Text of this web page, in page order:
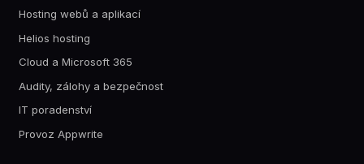
Hosting webů a aplikací
Helios hosting
Cloud a Microsoft 365
Audity, zálohy a bezpečnost
IT poradenství
Provoz Appwrite